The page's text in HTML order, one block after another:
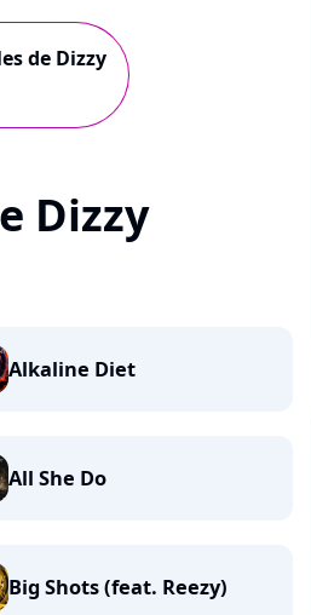
de Dizzy
Dizzy
Alkaline Diet
All She Do
Big Shots (feat. Reezy)